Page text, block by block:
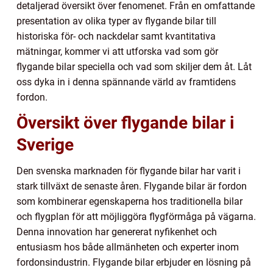
detaljerad översikt över fenomenet. Från en omfattande
presentation av olika typer av flygande bilar till
historiska för- och nackdelar samt kvantitativa
mätningar, kommer vi att utforska vad som gör
flygande bilar speciella och vad som skiljer dem åt. Låt
oss dyka in i denna spännande värld av framtidens
fordon.
Översikt över flygande bilar i
Sverige
Den svenska marknaden för flygande bilar har varit i
stark tillväxt de senaste åren. Flygande bilar är fordon
som kombinerar egenskaperna hos traditionella bilar
och flygplan för att möjliggöra flygförmåga på vägarna.
Denna innovation har genererat nyfikenhet och
entusiasm hos både allmänheten och experter inom
fordonsindustrin. Flygande bilar erbjuder en lösning på